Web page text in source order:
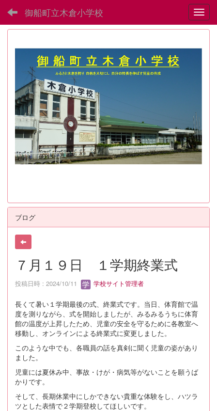
御船町立木倉小学校
ブログ
７月１９日 １学期終業式
投稿日時 : 2024/10/11 学校サイト管理者
長くて暑い１学期最後の式、終業式です。当日、体育館で温
度を測りながら、式を開始しましたが、みるみるうちに体育
館の温度が上昇したため、児童の安全を守るために各教室へ
移動し、オンラインによる終業式に変更しました。
このような中でも、各職員の話を真剣に聞く児童の姿があり
ました。
児童には夏休み中、事故・けが・病気等がないことを願うば
かりです。
そして、長期休業中にしかできない貴重な体験をし、ハツラ
ツとした表情で２学期登校してほしいです。